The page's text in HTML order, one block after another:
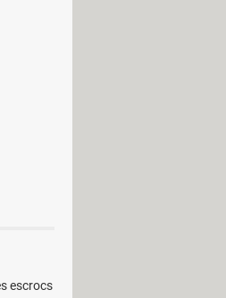
escrocs